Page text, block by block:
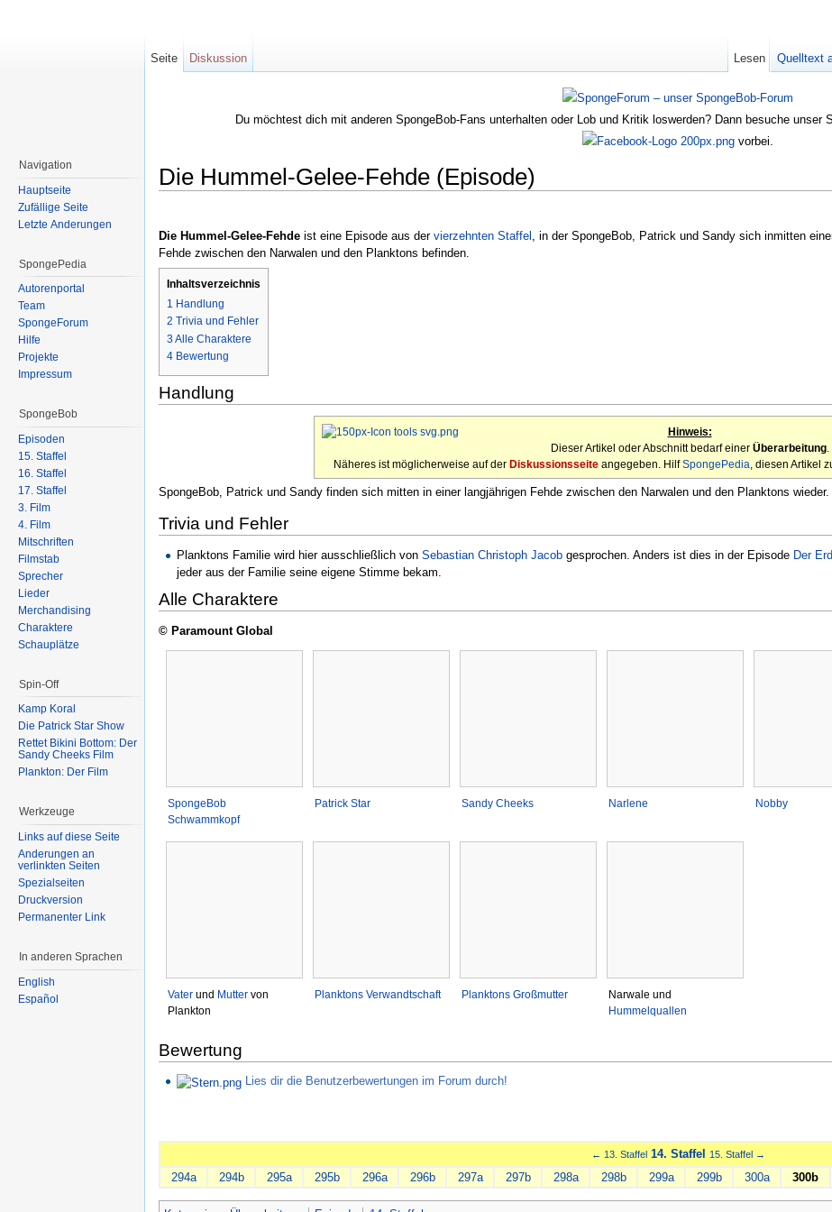
Du möchtest dich mit anderen SpongeBob-Fans unterhalten oder Lob und Kritik loswerden? Dann besuche unser
vorbei.
Die Hummel-Gelee-Fehde (Episode)
Die Hummel-Gelee-Fehde ist eine Episode aus der vierzehnten Staffel , in der SpongeBob, Patrick und Sandy sich inmitten
Fehde zwischen den Narwalen und den Planktons befinden.
Inhaltsverzeichnis
1 Handlung
2 Trivia und Fehler
3Alle Charaktere
4 Bewertung
Handlung
Hinweis:
Dieser Artikel oder Abschnitt bedarf einer Überarbeitung.
Näheres ist möglicherweise auf der Diskussionsseite angegeben. HilfSpongePedia, diesen Artikel
SpongeBob, Patrick und Sandy finden sich mitten in einer langjährigen Fehde zwischen den Narwalen und den Planktons wieder.
Trivia und Fehler
Planktons Familie wird hier ausschließlich vonSebastian Christoph Jacob gesprochen. Anders ist dies in der Episode Der
jeder aus der Familie seine eigene Stimme bekam.
Alle Charaktere
© Paramount Global
SpongeBob
Schwammkopf
Patrick Star Sandy Cheeks Narlene Nobby
Vater und Mutter von
Plankton
Planktons Verwandtschaft Planktons Großmutter
Narwale und
Hummelquallen
Bewertung
Lies dir die Benutzerbewertungen im Forum durch!
← 13. Staffel 14. Staffel 15. Staffel →
294a 294b 295a 295b 296a 296b 297a 297b 298a 298b 299a 299b 300a 300b
Seite Diskussion Lesen Quelltext
Navigation
Hauptseite
Zufällige Seite
Letzte Änderungen
SpongePedia
Autorenportal
Team
SpongeForum
Hilfe
Projekte
Impressum
SpongeBob
Episoden
15. Staffel
16. Staffel
17. Staffel
3. Film
4. Film
Mitschriften
Filmstab
Sprecher
Lieder
Merchandising
Charaktere
Schauplätze
Spin-Off
Kamp Koral
Die Patrick Star Show
Rettet Bikini Bottom: Der
Sandy Cheeks Film
Plankton: Der Film
Werkzeuge
Links auf diese Seite
Änderungen an
verlinkten Seiten
Spezialseiten
Druckversion
Permanenter Link
In anderen Sprachen
English
Español